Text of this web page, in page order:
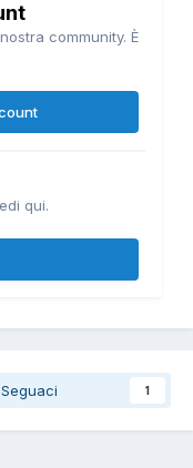
community. È
qui.
Seguaci 1